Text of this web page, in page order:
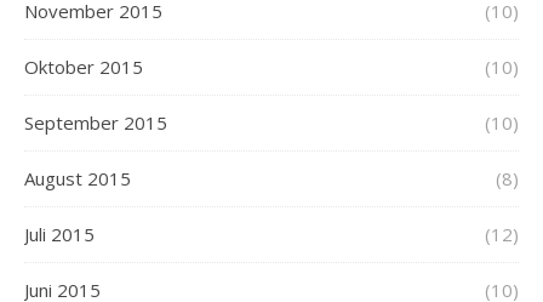
November 2015 (10)
Oktober 2015 (10)
September 2015 (10)
August 2015 (8)
Juli 2015 (12)
Juni 2015 (10)